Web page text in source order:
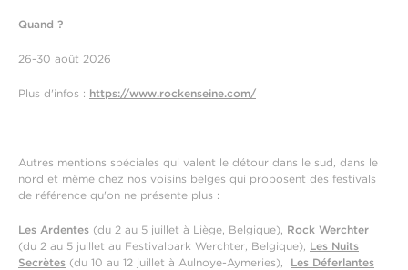
Quand ?
26-30 août 2026
Plus d'infos : https://www.rockenseine.com/
Autres mentions spéciales qui valent le détour dans le sud, dans le
nord et même chez nos voisins belges qui proposent des festivals
de référence qu'on ne présente plus :
Les Ardentes (du 2 au 5 juillet à Liège, Belgique), Rock Werchter
(du 2 au 5 juillet au Festivalpark Werchter, Belgique), Les Nuits
Secrètes (du 10 au 12 juillet à Aulnoye-Aymeries), Les Déferlantes